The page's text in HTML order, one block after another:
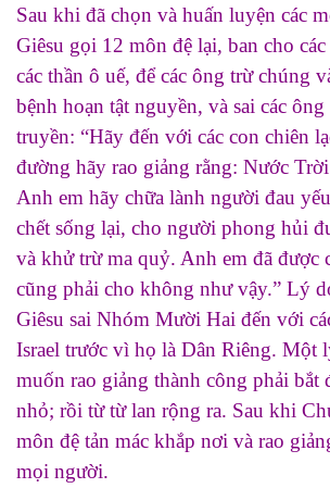
Sau khi đã chọn và huấn luyện các
Giêsu gọi 12 môn đệ lại, ban cho
các thần ô uế, để các ông trừ chúng
bệnh hoạn tật nguyền, và sai các
truyền: “Hãy đến với các con chiên
đường hãy rao giảng rằng: Nước
Anh em hãy chữa lành người đau
chết sống lại, cho người phong hủi
và khử trừ ma quỷ. Anh em đã được
cũng phải cho không như vậy.” Lý
Giêsu sai Nhóm Mười Hai đến với
Israel trước vì họ là Dân Riêng. Một
muốn rao giảng thành công phải bắt
nhỏ; rồi từ từ lan rộng ra. Sau khi
môn đệ tản mác khắp nơi và rao
mọi người.